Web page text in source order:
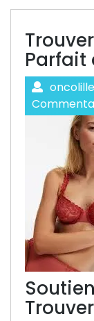
Parfait
oncolille